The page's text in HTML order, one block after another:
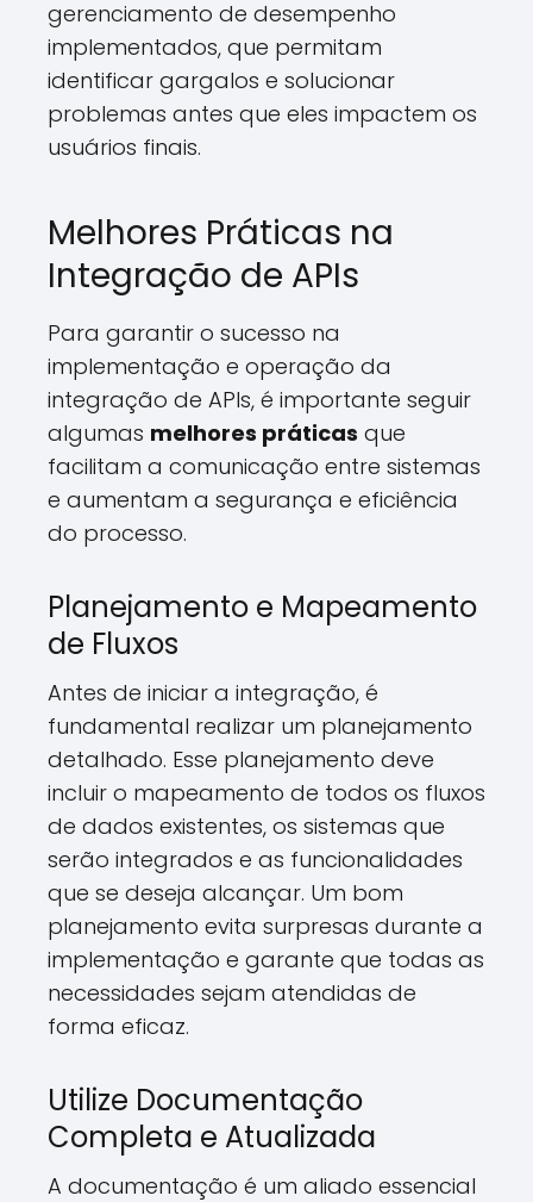
gerenciamento de desempenho
implementados, que permitam
identificar gargalos e solucionar
problemas antes que eles impactem os
usuários finais.
Melhores Práticas na
Integração de APIs
Para garantir o sucesso na
implementação e operação da
integração de APIs, é importante seguir
algumas melhores práticas que
facilitam a comunicação entre sistemas
e aumentam a segurança e eficiência
do processo.
Planejamento e Mapeamento
de Fluxos
Antes de iniciar a integração, é
fundamental realizar um planejamento
detalhado. Esse planejamento deve
incluir o mapeamento de todos os fluxos
de dados existentes, os sistemas que
serão integrados e as funcionalidades
que se deseja alcançar. Um bom
planejamento evita surpresas durante a
implementação e garante que todas as
necessidades sejam atendidas de
forma eficaz.
Utilize Documentação
Completa e Atualizada
A documentação é um aliado essencial